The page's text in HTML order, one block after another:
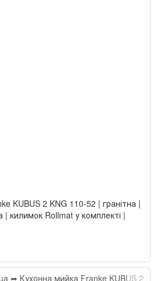
KUBUS 2 KNG 110-52 | гранітна |
| килимок Rollmat у комплекті |